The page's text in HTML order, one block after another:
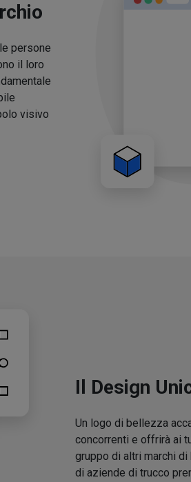
persone
il loro
visivo
Il Design
Un logo di bellezza
concorrenti e offrirà ai
gruppo di altri marchi
di aziende di trucco